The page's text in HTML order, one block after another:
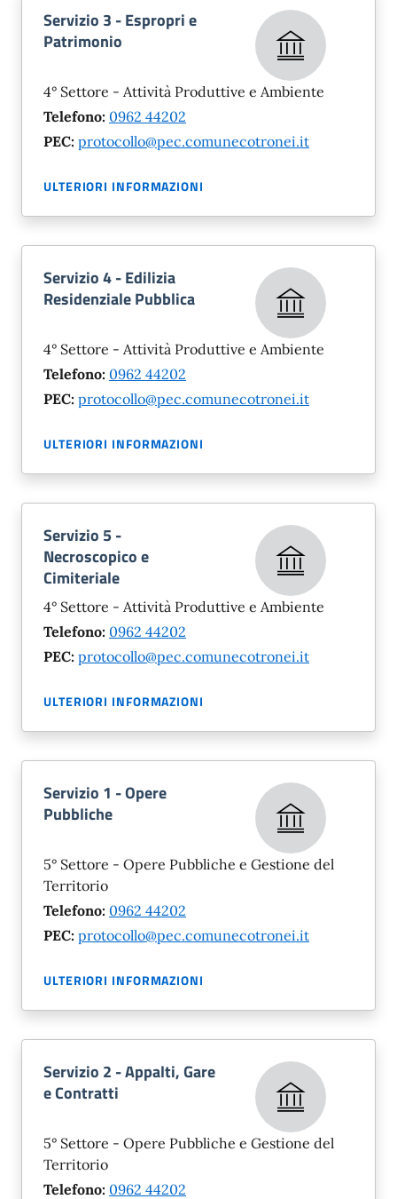
Servizio 3 - Espropri e
Patrimonio
4° Settore - Attività Produttive e Ambiente
Telefono: 0962 44202
PEC: protocollo@pec.comunecotronei.it
ULTERIORI INFORMAZIONI
Servizio 4 - Edilizia
Residenziale Pubblica
4° Settore - Attività Produttive e Ambiente
Telefono: 0962 44202
PEC: protocollo@pec.comunecotronei.it
ULTERIORI INFORMAZIONI
Servizio 5 -
Necroscopico e
Cimiteriale
4° Settore - Attività Produttive e Ambiente
Telefono: 0962 44202
PEC: protocollo@pec.comunecotronei.it
ULTERIORI INFORMAZIONI
Servizio 1 - Opere
Pubbliche
5° Settore - Opere Pubbliche e Gestione del
Territorio
Telefono: 0962 44202
PEC: protocollo@pec.comunecotronei.it
ULTERIORI INFORMAZIONI
Servizio 2 - Appalti, Gare
e Contratti
5° Settore - Opere Pubbliche e Gestione del
Territorio
Telefono: 0962 44202